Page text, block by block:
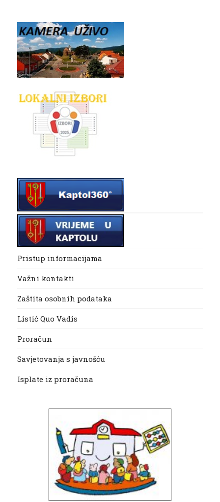
Pristup informacijama
Važni kontakti
Zaštita osobnih podataka
Listić Quo Vadis
Proračun
Savjetovanja s javnošću
Isplate iz proračuna